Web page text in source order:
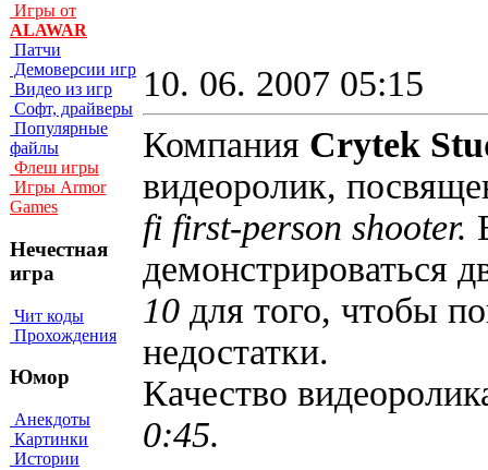
Игры от
ALAWAR
Патчи
Демоверсии игр
Видео из игр
Софт, драйверы
Популярные
файлы
Флеш игры
Игры Armor
Games
Нечестная
игра
Чит коды
Прохождения
Юмор
Анекдоты
Картинки
Истории
10. 06. 2007 05:15
Компания Crytek
видеоролик,
fi first-person shooter.
демонстрироваться
10 для того, чтобы
недостатки.
Качество
0:45.